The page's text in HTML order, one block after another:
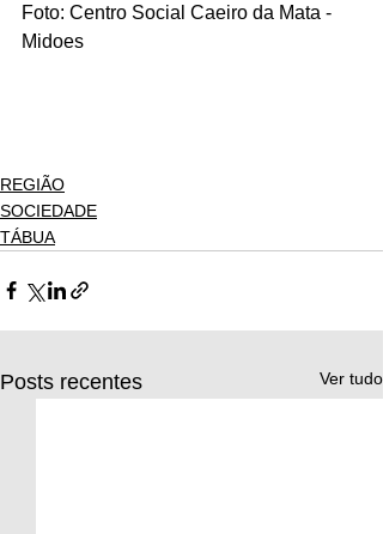
Foto: Centro Social Caeiro da Mata -
Midoes
REGIÃO
SOCIEDADE
TÁBUA
Posts recentes Ver tudo